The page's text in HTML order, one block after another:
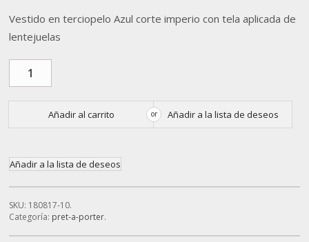
Vestido en terciopelo Azul corte imperio con tela aplicada de
lentejuelas
Añadir al carrito or Añadir a la lista de deseos
Añadir a la lista de deseos
SKU: 180817-10.
Categoría: pret-a-porter.